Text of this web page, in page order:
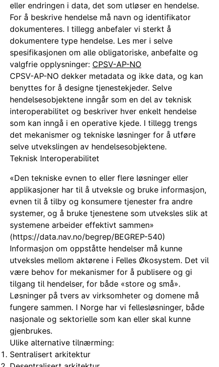
eller endringen i data, det som utløser en hendelse.
For å beskrive hendelse må navn og identifikator
dokumenteres. I tillegg anbefaler vi sterkt å
dokumentere type hendelse. Les mer i selve
spesifikasjonen om alle obligatoriske, anbefalte og
valgfrie opplysninger: CPSV-AP-NO
CPSV-AP-NO dekker metadata og ikke data, og kan
benyttes for å designe tjenestekjeder. Selve
hendelsesobjektene inngår som en del av teknisk
interoperabilitet og beskriver hver enkelt hendelse
som kan inngå i en operative kjede. I tillegg trengs
det mekanismer og tekniske løsninger for å utføre
selve utvekslingen av hendelsesobjektene.
Teknisk Interoperabilitet
«Den tekniske evnen to eller flere løsninger eller
applikasjoner har til å utveksle og bruke informasjon,
evnen til å tilby og konsumere tjenester fra andre
systemer, og å bruke tjenestene som utveksles slik at
systemene arbeider effektivt sammen»
(https://data.nav.no/begrep/BEGREP-540)
Informasjon om oppståtte hendelser må kunne
utveksles mellom aktørene i Felles Økosystem. Det vil
være behov for mekanismer for å publisere og gi
tilgang til hendelser, for både «store og små».
Løsninger på tvers av virksomheter og domene må
fungere sammen. I Norge har vi fellesløsninger, både
nasjonale og sektorielle som kan eller skal kunne
gjenbrukes.
Ulike alternative tilnærming:
Sentralisert arkitektur